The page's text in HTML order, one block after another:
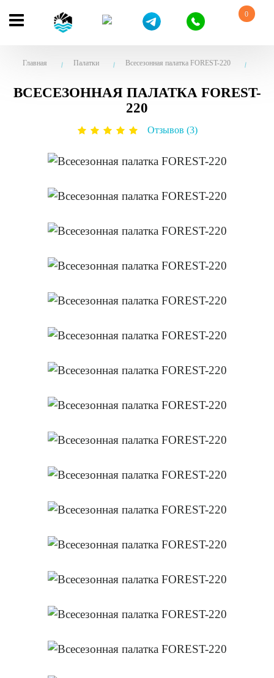
0
Главная Палатки Всесезонная палатка FOREST-220
ВСЕСЕЗОННАЯ ПАЛАТКА FOREST-
220
Отзывов (3)